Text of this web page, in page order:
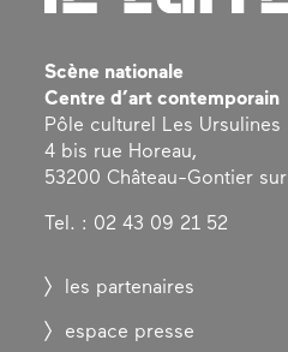
Scène nationale
Centre d’art contemporain
Pôle culturel Les Ursulines
4 bis rue Horeau,
53200 Château-Gontier
Tel. : 02 43 09 21 52
les partenaires
espace presse